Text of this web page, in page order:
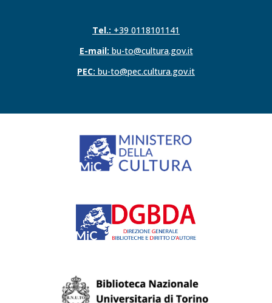
Tel.: +39 0118101141
E-mail: bu-to@cultura.gov.it
PEC: bu-to@pec.cultura.gov.it